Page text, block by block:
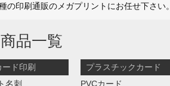
印刷通販のメガプリントにお任せ下さい。
品一覧
ド印刷
名刺
プラスチックカード
PVCカード